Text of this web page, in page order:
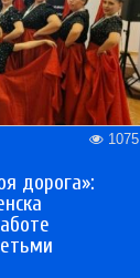
1075
дорога»: